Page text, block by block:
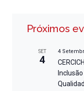
Próximos
SET
4
4